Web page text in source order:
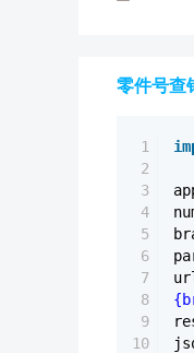
零件号查
1
2
3
4
5
6
7
8
9
10